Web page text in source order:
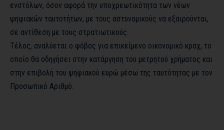
ενστόλων, όσον αφορά την υποχρεωτικότητα των νέων
ψηφιακών ταυτοτήτων, με τους αστυνομικούς να εξαιρούνται,
σε αντίθεση με τους στρατιωτικούς.
Τέλος, αναλύεται ο φόβος για επικείμενο οικονομικό κραχ, το
οποίο θα οδηγήσει στην κατάργηση του μετρητού χρήματος και
στην επιβολή του ψηφιακού ευρώ μέσω της ταυτότητας με τον
Προσωπικό Αριθμό.